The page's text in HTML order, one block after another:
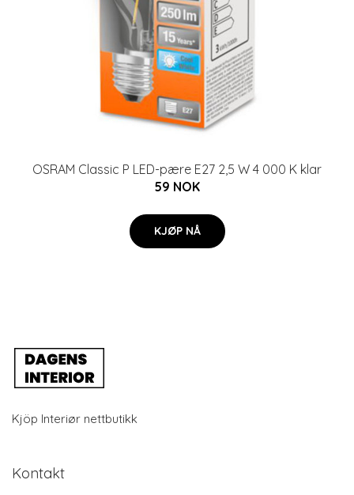
OSRAM Classic P LED-pære E27 2,5 W 4 000 K klar
59 NOK
KJØP NÅ
Kjöp Interiør nettbutikk
Kontakt